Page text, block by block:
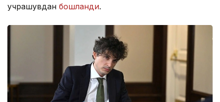
учрашувдан бошланди.